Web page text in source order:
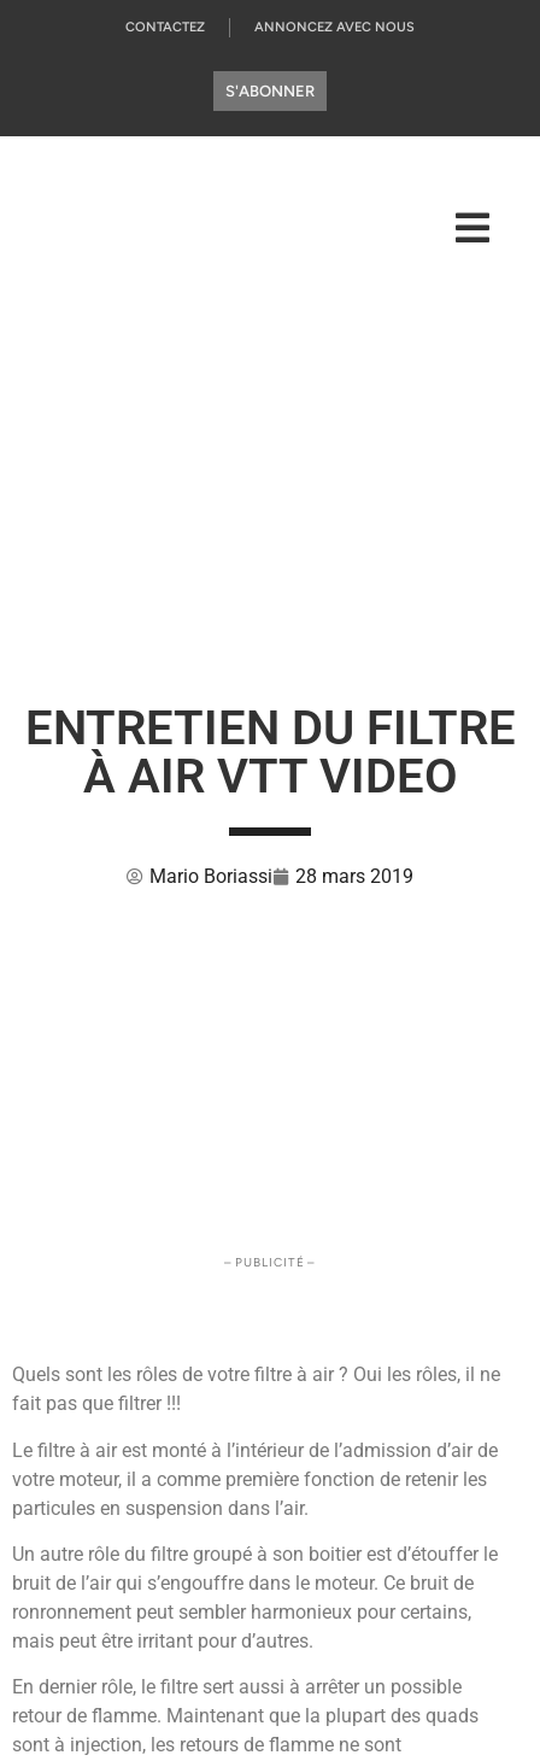
CONTACTEZ ANNONCEZ AVEC NOUS
S'ABONNER
ENTRETIEN DU FILTRE
À AIR VTT VIDEO
Mario Boriassi 28 mars 2019
– PUBLICITÉ –
Quels sont les rôles de votre filtre à air ? Oui les rôles, il ne
fait pas que filtrer !!!
Le filtre à air est monté à l’intérieur de l’admission d’air de
votre moteur, il a comme première fonction de retenir les
particules en suspension dans l’air.
Un autre rôle du filtre groupé à son boitier est d’étouffer le
bruit de l’air qui s’engouffre dans le moteur. Ce bruit de
ronronnement peut sembler harmonieux pour certains,
mais peut être irritant pour d’autres.
En dernier rôle, le filtre sert aussi à arrêter un possible
retour de flamme. Maintenant que la plupart des quads
sont à injection, les retours de flamme ne sont